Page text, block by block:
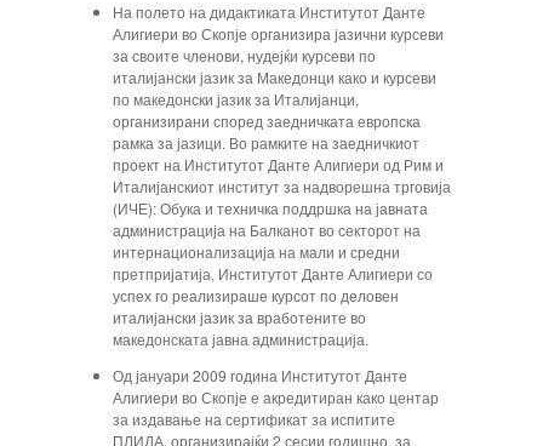
На полето на дидактиката Институтот Данте
Алигиери во Скопје организира јазични курсеви
за своите членови, нудејќи курсеви по
италијански јазик за Македонци како и курсеви
по македонски јазик за Италијанци,
организирани според заедничката европска
рамка за јазици. Во рамките на заедничкиот
проект на Институтот Данте Алигиери од Рим и
Италијанскиот институт за надворешна трговија
(ИЧЕ): Обука и техничка поддршка на јавната
администрација на Балканот во секторот на
интернационализација на мали и средни
претпријатија, Институтот Данте Алигиери со
успех го реализираше курсот по деловен
италијански јазик за вработените во
македонската јавна администрација.
Од јануари 2009 година Институтот Данте
Алигиери во Скопје е акредитиран како центар
за издавање на сертификат за испитите
ПЛИДА, организирајќи 2 сесии годишно, за